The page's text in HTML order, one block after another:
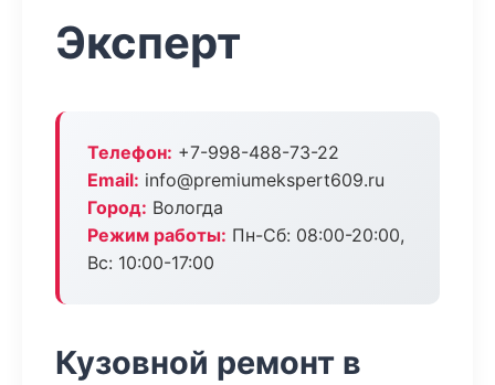
Эксперт
Телефон: +7-998-488-73-22
Email: info@premiumekspert609.ru
Город: Вологда
Режим работы: Пн-Сб: 08:00-20:00,
Вс: 10:00-17:00
Кузовной ремонт в